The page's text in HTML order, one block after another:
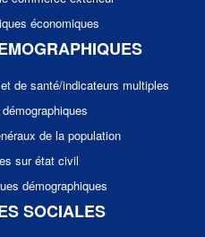
économiques
de santé/indicateurs multiples
de la population
sur état civil
démographiques
SOCIALES